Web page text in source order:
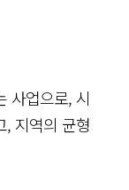
사업으로, 시
, 지역의 균형